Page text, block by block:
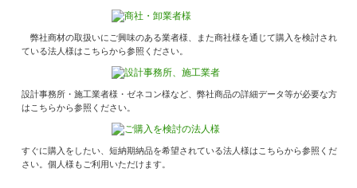
弊社商材の取扱いにご興味のある業者様、また商社様を通じて購入を検討され
ている法人様はこちらから参照ください。
設計事務所・施工業者様・ゼネコン様など、弊社商品の詳細データ等が必要な方
はこちらから参照ください。
すぐに購入をしたい、短納期納品を希望されている法人様はこちらから参照くだ
さい。個人様もご利用いただけます。